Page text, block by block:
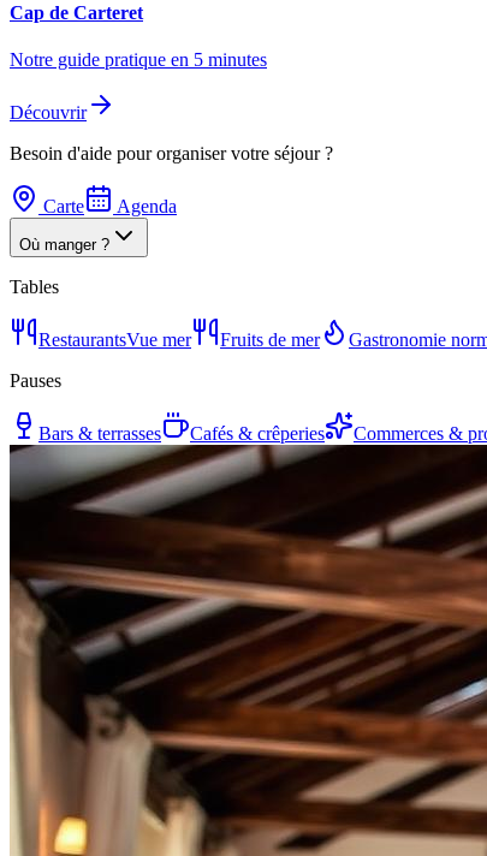
Cap de Carteret
Notre guide pratique en 5 minutes
Découvrir
Besoin d'aide pour organiser votre séjour ?
Carte Agenda
Où manger ?
Tables
RestaurantsVue mer Fruits de mer
Gastronomie
Pauses
Bars & terrasses Cafés & crêperies Commerces &